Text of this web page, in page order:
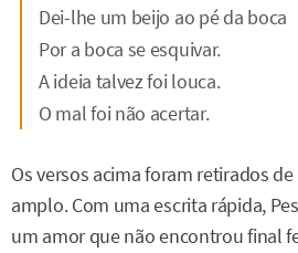
Dei-lhe um beijo ao pé da boca
Por a boca se esquivar.
A ideia talvez foi louca.
O mal foi não acertar.
Os versos acima foram retirados
amplo. Com uma escrita rápida,
um amor que não encontrou final